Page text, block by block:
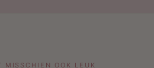
MISSCHIEN OOK LEUK